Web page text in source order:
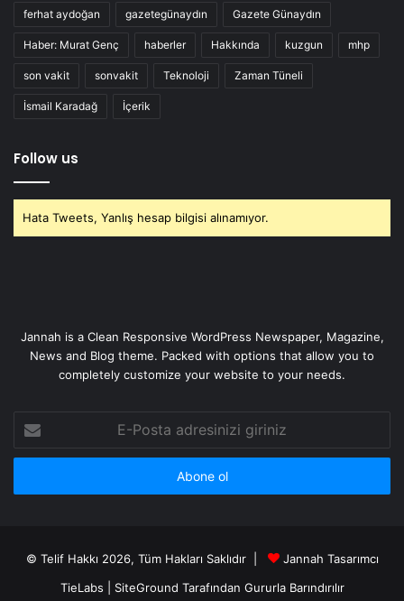
ferhat aydoğan gazetegünaydın Gazete Günaydın
Haber: Murat Genç haberler Hakkında kuzgun mhp
son vakit sonvakit Teknoloji Zaman Tüneli
İsmail Karadağ İçerik
Follow us
Hata Tweets, Yanlış hesap bilgisi alınamıyor.
Jannah is a Clean Responsive WordPress Newspaper, Magazine,
News and Blog theme. Packed with options that allow you to
completely customize your website to your needs.
E-
Posta
adresinizi
© Telif Hakkı 2026, Tüm Hakları Saklıdır |
Jannah Tasarımcı
TieLabs
SiteGround Tarafından Gururla Barındırılır